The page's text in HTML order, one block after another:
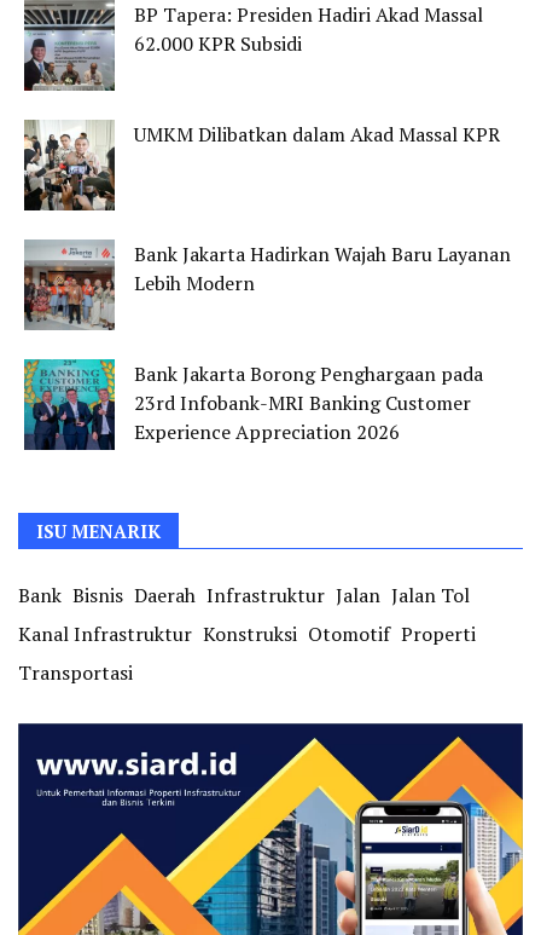
BP Tapera: Presiden Hadiri Akad Massal
62.000 KPR Subsidi
UMKM Dilibatkan dalam Akad Massal KPR
Bank Jakarta Hadirkan Wajah Baru Layanan
Lebih Modern
Bank Jakarta Borong Penghargaan pada
23rd Infobank-MRI Banking Customer
Experience Appreciation 2026
ISU MENARIK
Bank Bisnis Daerah Infrastruktur Jalan Jalan Tol
Kanal Infrastruktur Konstruksi Otomotif Properti
Transportasi